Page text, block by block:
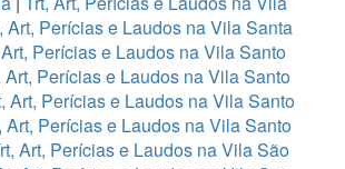
Art, Perícias e Laudos na Vila Santa
Perícias e Laudos na Vila Santo
Art, Perícias e Laudos na Vila Santo
Art, Perícias e Laudos na Vila Santo
Art, Perícias e Laudos na Vila Santo
Art, Perícias e Laudos na Vila São